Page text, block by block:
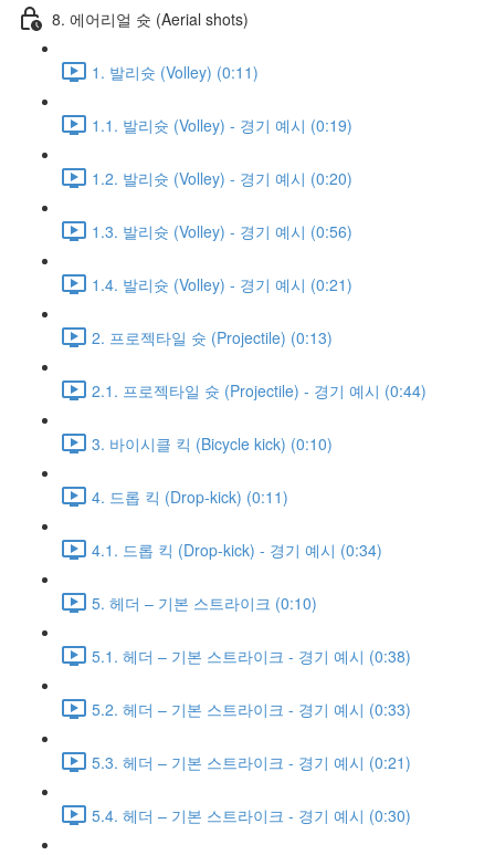
8. 에어리얼 슛 (Aerial shots)
1. 발리슛 (Volley) (0:11)
1.1. 발리슛 (Volley) - 경기 예시 (0:19)
1.2. 발리슛 (Volley) - 경기 예시 (0:20)
1.3. 발리슛 (Volley) - 경기 예시 (0:56)
1.4. 발리슛 (Volley) - 경기 예시 (0:21)
2. 프로젝타일 슛 (Projectile) (0:13)
2.1. 프로젝타일 슛 (Projectile) - 경기 예시 (0:44)
3. 바이시클 킥 (Bicycle kick) (0:10)
4. 드롭 킥 (Drop-kick) (0:11)
4.1. 드롭 킥 (Drop-kick) - 경기 예시 (0:34)
5. 헤더 – 기본 스트라이크 (0:10)
5.1. 헤더 – 기본 스트라이크 - 경기 예시 (0:38)
5.2. 헤더 – 기본 스트라이크 - 경기 예시 (0:33)
5.3. 헤더 – 기본 스트라이크 - 경기 예시 (0:21)
5.4. 헤더 – 기본 스트라이크 - 경기 예시 (0:30)